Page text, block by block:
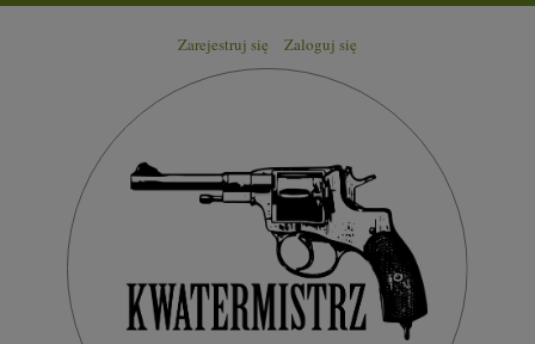
Zarejestruj się Zaloguj się